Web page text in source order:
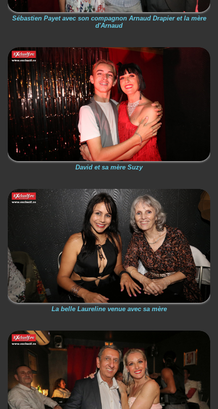
Sébastien Payet avec son compagnon Arnaud Drapier et la mère
d'Arnaud
David et sa mère Suzy
La belle Laureline venue avec sa mère